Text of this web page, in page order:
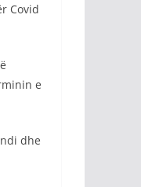
Covid
e
dhe